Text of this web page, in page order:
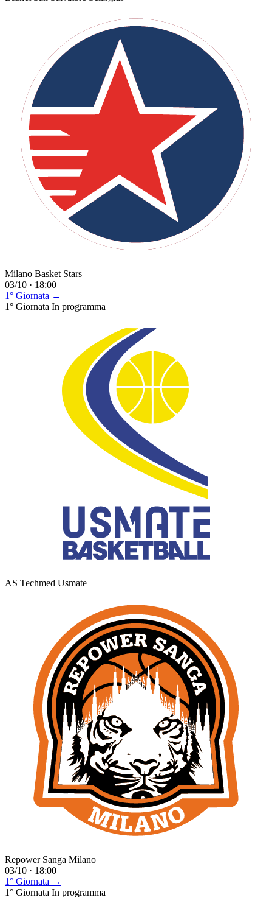
Milano Basket Stars
03/10 · 18:00
1° Giornata →
1° Giornata In programma
AS Techmed Usmate
Repower Sanga Milano
03/10 · 18:00
1° Giornata →
1° Giornata In programma